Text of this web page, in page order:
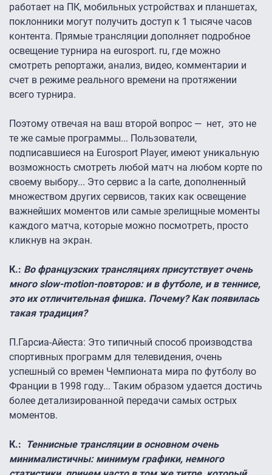
работает на ПК, мобильных устройствах и планшетах,
поклонники могут получить доступ к 1 тысяче часов
контента. Прямые трансляции дополняет подробное
освещение турнира на eurosport. ru, где можно
смотреть репортажи, анализ, видео, комментарии и
счет в режиме реального времени на протяжении
всего турнира.
Поэтому отвечая на ваш второй вопрос — нет, это не
те же самые программы... Пользователи,
подписавшиеся на Eurosport Player, имеют уникальную
возможность смотреть любой матч на любом корте по
своему выбору... Это сервис a la carte, дополненный
множеством других сервисов, таких как освещение
важнейших моментов или самые зрелищные моменты
каждого матча, которые можно посмотреть, просто
кликнув на экран.
К.: Во французских трансляциях присутствует очень
много slow-motion-повторов: и в футболе, и в теннисе,
это их отличительная фишка. Почему? Как появилась
такая традиция?
П.Гарсиа-Айеста: Это типичный способ производства
спортивных программ для телевидения, очень
успешный со времен Чемпионата мира по футболу во
Франции в 1998 году... Таким образом удается достичь
более детализированной передачи самых острых
моментов.
К.: Теннисные трансляции в основном очень
минималистичны: минимум графики, немного